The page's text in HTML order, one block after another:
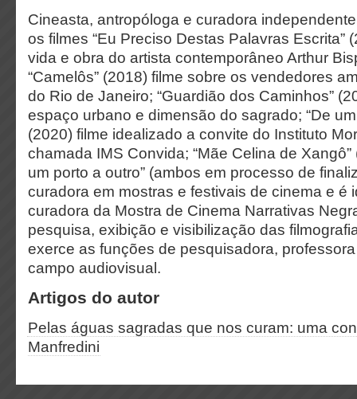
Cineasta, antropóloga e curadora
os filmes “Eu Preciso Destas Palavras Escrita”
vida e obra do artista contemporâneo Arthur
“Camelôs” (2018) filme sobre os vendedores
do Rio de Janeiro; “Guardião dos Caminhos”
espaço urbano e dimensão do sagrado; “De
(2020) filme idealizado a convite do Instituto
chamada IMS Convida; “Mãe Celina de Xangô”
um porto a outro” (ambos em processo de
curadora em mostras e festivais de cinema e é
curadora da Mostra de Cinema Narrativas
pesquisa, exibição e visibilização das
exerce as funções de pesquisadora,
campo audiovisual.
Artigos do autor
Pelas águas sagradas que nos curam: uma
Manfredini